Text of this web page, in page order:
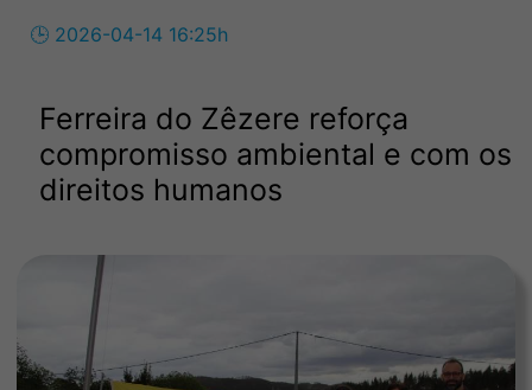
🕒 2026-04-14 16:25h
Ferreira do Zêzere reforça
compromisso ambiental e com os
direitos humanos